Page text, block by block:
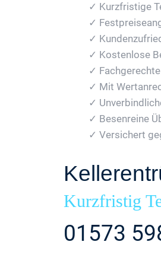
✓ Kurzfristige
✓
✓
✓ Kostenlose
✓
✓ Mit
✓
✓ Besenreine
✓ Versichert
Kurzfristig
01573